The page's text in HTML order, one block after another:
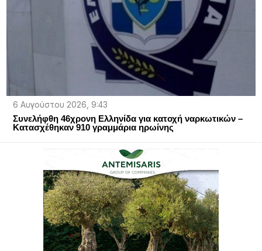
6 Αυγούστου 2026, 9:43
Συνελήφθη 46χρονη Ελληνίδα για κατοχή ναρκωτικών –
Κατασχέθηκαν 910 γραμμάρια ηρωίνης